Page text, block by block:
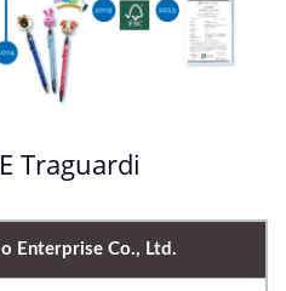
Traguardi
Enterprise Co., Ltd.